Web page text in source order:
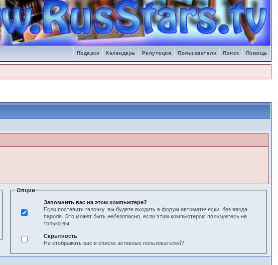
Помощь
Поиск
Пользователи
Репутация
Календарь
Подарки
Опции
Запомнить вас на этом компьютере?
Если поставить галочку, вы будете входить в форум автоматически, без ввода
пароля. Это может быть небезопасно, если этим компьютером пользуетесь не
только вы.
Скрытность
Не отображать вас в списке активных пользователей?